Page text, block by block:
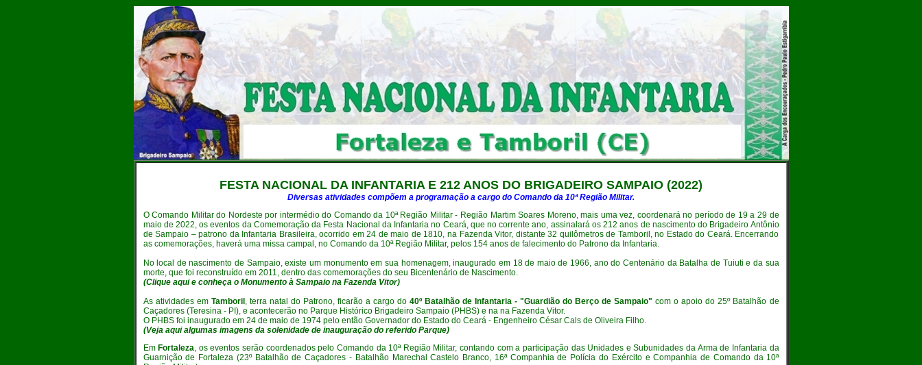
FESTA NACIONAL DA INFANTARIA E 212 ANOS DO BRIGADEIRO SAMPAIO (2022)
Diversas atividades compõem a programação a cargo do Comando da 10ª Região Militar.
OComando Militar do Nordeste por intermédio do Comando da 10ª Região Militar - Região Martim Soares Moreno, mais uma vez, coordenará no período de 19 a 29 de
maio de 2022, os eventos da Comemoração da Festa Nacional da Infantaria no Ceará, que no corrente ano, assinalará os 212 anos de nascimento do Brigadeiro Antônio
de Sampaio – patrono da Infantaria Brasileira, ocorrido em 24 de maio de 1810, na Fazenda Vitor, distante 32 quilômetros de Tamboril, no Estado do Ceará. Encerrando
as comemorações, haverá uma missa campal, no Comando da 10ª Região Militar, pelos 154 anos de falecimento do Patrono da Infantaria.
No local de nascimento de Sampaio, existe um monumento em sua homenagem, inaugurado em 18 de maio de 1966, ano do Centenário da Batalha de Tuiuti e da sua
morte, que foi reconstruído em 2011, dentro das comemorações do seu Bicentenário de Nascimento.
(Clique aqui e conheça o Monumento à Sampaio na Fazenda Vitor)
As atividades em Tamboril , terra natal do Patrono, ficarão a cargo do 40º Batalhão de Infantaria - "Guardião do Berço de Sampaio" com o apoio do 25º Batalhão de
Caçadores (Teresina - PI), e acontecerão no Parque Histórico Brigadeiro Sampaio (PHBS) e na na Fazenda Vitor.
O PHBS foi inaugurado em 24 de maio de 1974 pelo então Governador do Estado do Ceará - Engenheiro César Cals de Oliveira Filho.
(Veja aqui algumas imagens da solenidade de inauguração do referido Parque)
Em Fortaleza, os eventos serão coordenados pelo Comando da 10ª Região Militar, contando com a participação das Unidades e Subunidades da Arma de Infantaria da
Guarnição de Fortaleza (23º Batalhão de Caçadores - Batalhão Marechal Castelo Branco, 16ª Companhia de Polícia do Exército e Companhia de Comando da 10ª